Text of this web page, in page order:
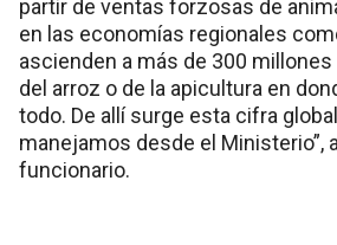
partir de ventas forzosas de
en las economías regionales
ascienden a más de 300
del arroz o de la apicultura en
todo. De allí surge esta cifra
manejamos desde el Ministerio”,
funcionario.